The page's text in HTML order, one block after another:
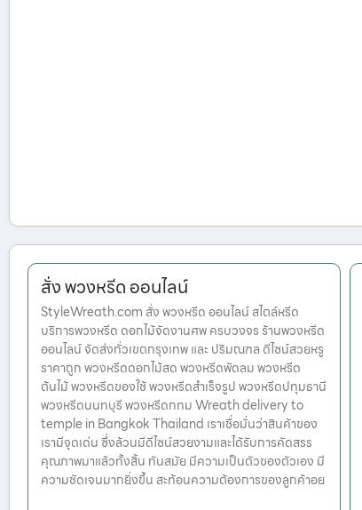
สั่ง พวงหรีด ออนไลน์
StyleWreath.com สั่ง พวงหรีด ออนไลน์ สไตล์หรีด
บริการพวงหรีด ดอกไม้จัดงานศพ ครบวงจร ร้านพวงหรีด
ออนไลน์ จัดส่งทั่วเขตกรุงเทพ และ ปริมณฑล ดีไซน์สวยหรู
ราคาถูก พวงหรีดดอกไม้สด พวงหรีดพัดลม พวงหรีด
ต้นไม้ พวงหรีดของใช้ พวงหรีดสำเร็จรูป พวงหรีดปทุมธานี
พวงหรีดนนทบุรี พวงหรีดกทม Wreath delivery to
temple in Bangkok Thailand เราเชื่อมั่นว่าสินค้าของ
เรามีจุดเด่น ซึ่งล้วนมีดีไซน์สวยงามและได้รับการคัดสรร
คุณภาพมาแล้วทั้งสิ้น ทันสมัย มีความเป็นตัวของตัวเอง มี
ความชัดเจนมากยิ่งขึ้น สะท้อนความต้องการของลูกค้าอย